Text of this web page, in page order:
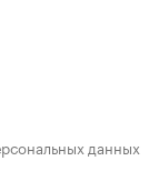
данных